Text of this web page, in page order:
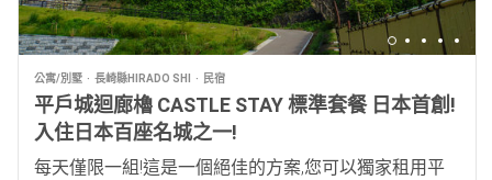
公寓/別墅 長崎縣HIRADO SHI 民宿
平戶城迴廊櫓 CASTLE STAY 標準套餐 日本首創!
入住日本百座名城之一!
每天僅限一組!這是一個絕佳的方案,您可以獨家租用平